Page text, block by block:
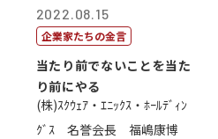
2022.08.15
企業家たちの金言
当たり前でないことを当た
り前にやる
(株)ｽｸｳｪｱ・ｴﾆｯｸｽ・ﾎｰﾙﾃﾞｨﾝ
ｸﾞｽ 名誉会長 福嶋康博